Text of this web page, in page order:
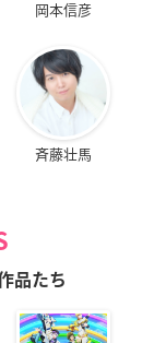
岡本信彦
斉藤壮馬
品たち